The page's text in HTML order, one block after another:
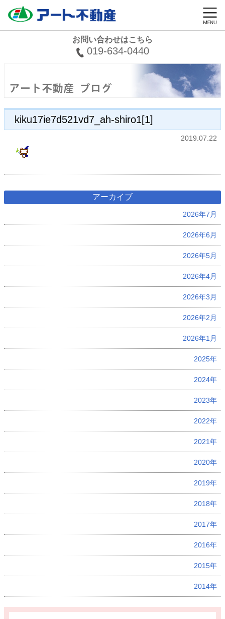
お問い合わせはこちら
019-634-0440
kiku17ie7d521vd7_ah-shiro1[1]
2019.07.22
アーカイブ
2026年7月
2026年6月
2026年5月
2026年4月
2026年3月
2026年2月
2026年1月
2025年
2024年
2023年
2022年
2021年
2020年
2019年
2018年
2017年
2016年
2015年
2014年